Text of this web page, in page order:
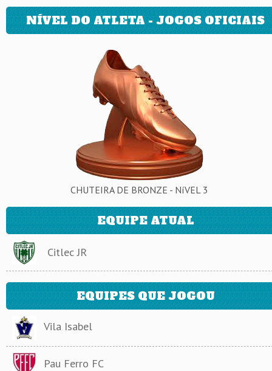
NÍVEL DO ATLETA - JOGOS OFICIAIS
CHUTEIRA DE BRONZE - NíVEL 3
EQUIPE ATUAL
Citlec JR
EQUIPES QUE JOGOU
Vila Isabel
Pau Ferro FC